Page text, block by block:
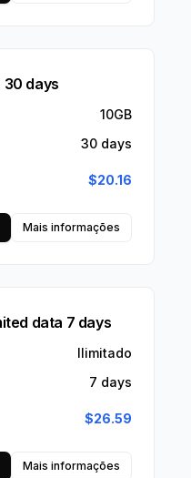
30 days
10GB
30 days
$20.16
Mais informações
data 7 days
Ilimitado
7 days
$26.59
Mais informações